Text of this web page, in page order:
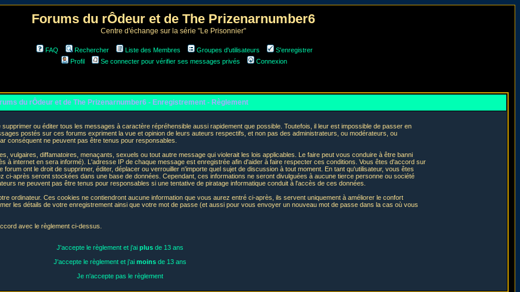
Forums du rÔdeur et de The Prizenarnumber6
Centre d'échange sur la série "Le Prisonnier"
FAQ Rechercher Liste des Membres Groupes d'utilisateurs
S'enregistrer
Profil
Se connecter pour vérifier ses messages privés Connexion
du rÔdeur et de The Prizenarnumber6 - Enregistrement - Règlement
ou éditer tous les messages à caractère répréhensible aussi rapidement que possible. Toutefois, il leur est impossible de passer en
postés sur ces forums expriment la vue et opinion de leurs auteurs respectifs, et non pas des administrateurs, ou modérateurs, ou
conséquent ne peuvent pas être tenus pour responsables.
vulgaires, diffamatoires, menaçants, sexuels ou tout autre message qui violerait les lois applicables. Le faire peut vous conduire à être banni
à internet en sera informé). L'adresse IP de chaque message est enregistrée afin d'aider à faire respecter ces conditions. Vous êtes d'accord sur
ont le droit de supprimer, éditer, déplacer ou verrouiller n'importe quel sujet de discussion à tout moment. En tant qu'utilisateur, vous êtes
ci-après seront stockées dans une base de données. Cependant, ces informations ne seront divulguées à aucune tierce personne ou société
ne peuvent pas être tenus pour responsables si une tentative de piratage informatique conduit à l'accès de ces données.
ordinateur. Ces cookies ne contiendront aucune information que vous aurez entré ci-après, ils servent uniquement à améliorer le confort
les détails de votre enregistrement ainsi que votre mot de passe (et aussi pour vous envoyer un nouveau mot de passe dans la cas où vous
avec le règlement ci-dessus.
J'accepte le règlement et j'ai plusde 13 ans
J'accepte le règlement et j'ai moinsde 13 ans
Je n'accepte pas le règlement